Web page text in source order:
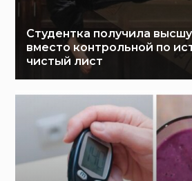
Студентка получила
вместо контрольной по
чистый лист